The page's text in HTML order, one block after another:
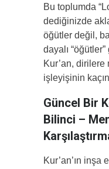
Bu toplumda
dediğinizde
öğütler değil,
dayalı
Kur’an, dirilere
işleyişinin
Güncel Bir
Bilinci –
Kur’an’ın inşa